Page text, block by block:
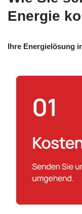
Energie
Ihre Energielösung